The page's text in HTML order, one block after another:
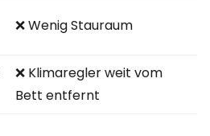
❌ Wenig Stauraum
❌ Klimaregler weit vom
Bett entfernt